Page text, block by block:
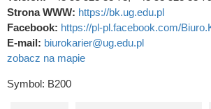
Strona WWW: https://bk.ug.edu.pl
Facebook: https://pl-pl.facebook.com/
E-mail: biurokarier@ug.edu.pl
zobacz na mapie
Symbol: B200